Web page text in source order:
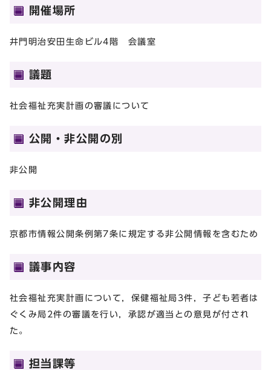
開催場所
井門明治安田生命ビル4階 会議室
議題
社会福祉充実計画の審議について
公開・非公開の別
非公開
非公開理由
京都市情報公開条例第7条に規定する非公開情報を含むため
議事内容
社会福祉充実計画について，保健福祉局3件，子ども若者は
ぐくみ局2件の審議を行い，承認が適当との意見が付され
た。
担当課等